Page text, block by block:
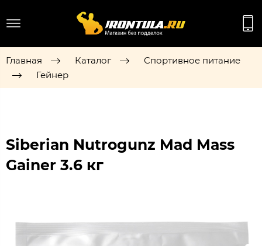
Главная Каталог
Спортивное питание
Гейнер
Siberian Nutrogunz Mad Mass
Gainer 3.6 кг